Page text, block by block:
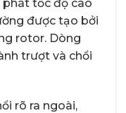
phát tốc độ cao
được tạo bởi
rotor. Dòng
trượt và chổi
rõ ra ngoài,